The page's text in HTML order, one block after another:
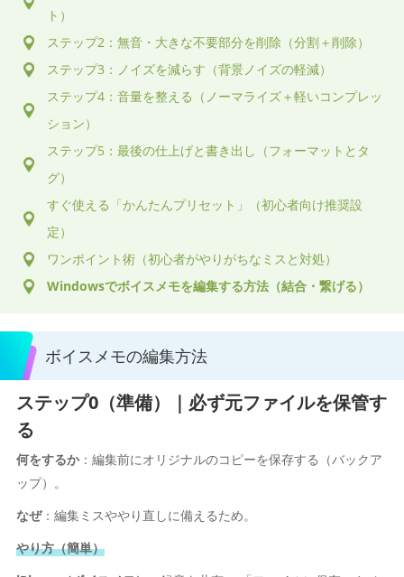
ト）
ステップ2：無音・大きな不要部分を削除（分割＋削除）
ステップ3：ノイズを減らす（背景ノイズの軽減）
ステップ4：音量を整える（ノーマライズ＋軽いコンプレッ
ション）
ステップ5：最後の仕上げと書き出し（フォーマットとタ
グ）
すぐ使える「かんたんプリセット」（初心者向け推奨設
定）
ワンポイント術（初心者がやりがちなミスと対処）
Windowsでボイスメモを編集する方法（結合・繋げる）
ボイスメモの編集方法
ステップ0（準備）｜必ず元ファイルを保管す
る
何をするか：編集前にオリジナルのコピーを保存する（バックア
ップ）。
なぜ：編集ミスややり直しに備えるため。
やり方（簡単）